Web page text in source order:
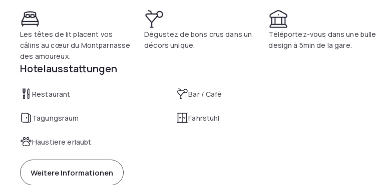
Les têtes de lit placent vos
câlins au cœur du Montparnasse
des amoureux.
Dégustez de bons crus dans un
décors unique.
Téléportez-vous dans une bulle
design à 5min de la gare.
Hotelausstattungen
Restaurant Bar / Café
Tagungsraum Fahrstuhl
Haustiere erlaubt
Weitere Informationen